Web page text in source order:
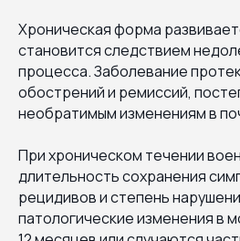
Хроническая форма
становится следствием
процесса. Заболевание
обострений и ремиссий,
необратимым изменениям в
При хроническом течении
длительность сохранения
рецидивов и степень
патологические изменения в